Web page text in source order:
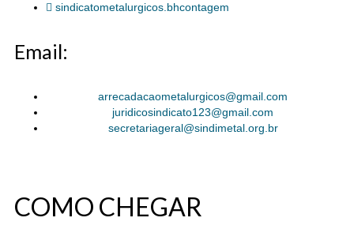
sindicatometalurgicos.bhcontagem
Email:
arrecadacaometalurgicos@gmail.com
juridicosindicato123@gmail.com
secretariageral@sindimetal.org.br
COMO CHEGAR